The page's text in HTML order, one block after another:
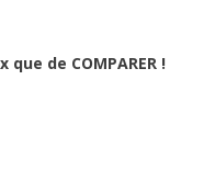
de COMPARER !